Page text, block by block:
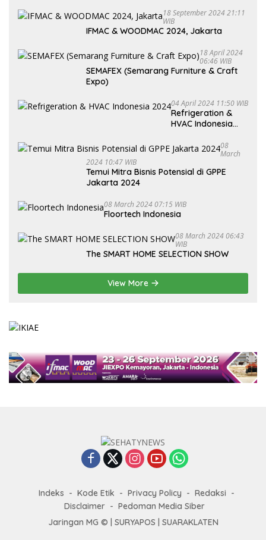
18 September 2024 21:11
WIB
IFMAC & WOODMAC 2024, Jakarta
18 April 2024
06:46 WIB
SEMAFEX (Semarang Furniture & Craft
Expo)
04 April 2024 11:50 WIB
Refrigeration &
HVAC Indonesia
08
March
2024 10:47 WIB
Temui Mitra Bisnis Potensial di GPPE
Jakarta 2024
08 March 2024 07:15 WIB
Floortech Indonesia
08 March 2024 06:43
WIB
The SMART HOME SELECTION SHOW
View More
Indeks Kode Etik Privacy Policy
Redaksi
Disclaimer
Pedoman Media Siber
Jaringan MG © | SURYAPOS SUARAKLATEN